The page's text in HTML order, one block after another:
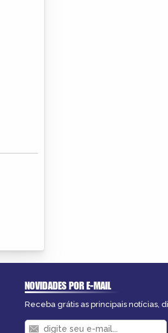
NOVIDADES POR E-MAIL
Receba grátis as principais notícias,